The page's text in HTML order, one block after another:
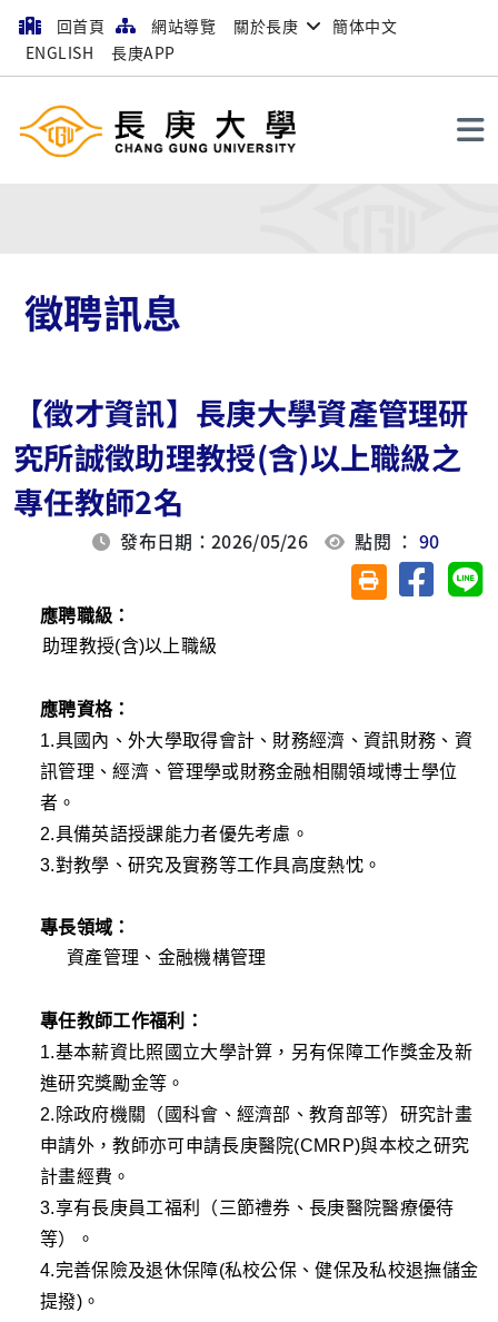
回首頁 網站導覽 關於長庚
簡体中文
ENGLISH
長庚APP
徵聘訊息
【徵才資訊】長庚大學資產管理研
究所誠徵助理教授(含)以上職級之
專任教師2名
發布日期：2026/05/26 點閱 ：90
友善列印(另開視
分享至
應聘職級 ：
助理教授(含)以上職級
應聘資格：
1.具國內 、 外大學取得會計、財務經濟、資訊財務、資
訊管理、經濟、管理學或財務金融相關領域博士學位
者 。
2.具備英語授課能力者優先考慮。
3.對教學、研究及實務等工作具高度熱忱。
專長領域：
資產管理 、金融機構管理
專任教師工作福利：
1.基本薪資比照 國 立大學計算，另有保障工作獎金及新
進研究獎勵金等。
2.除政府機關（國科會、經濟部、教育部等）研究計畫
申請外，教師亦可申請長庚醫院(CMRP)與本校之研究
計畫經費。
3.享有長庚員工福利（三節禮券、長庚醫院醫療優待
等）。
4.完善保險及退休保障(私校公保 、健保及私校退撫儲金
提撥)。